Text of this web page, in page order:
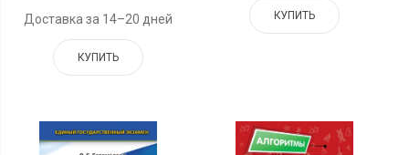
Доставка за 14–20 дней
КУПИТЬ
КУПИТЬ